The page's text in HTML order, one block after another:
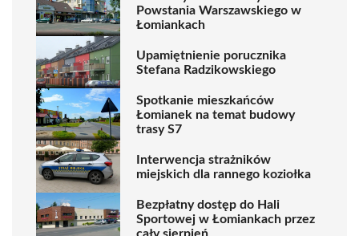
Powstania Warszawskiego w
Łomiankach
Upamiętnienie porucznika
Stefana Radzikowskiego
Spotkanie mieszkańców
Łomianek na temat budowy
trasy S7
Interwencja strażników
miejskich dla rannego koziołka
Bezpłatny dostęp do Hali
Sportowej w Łomiankach przez
cały sierpień